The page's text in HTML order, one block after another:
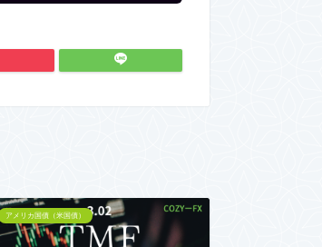
アメリカ国債（米国債）